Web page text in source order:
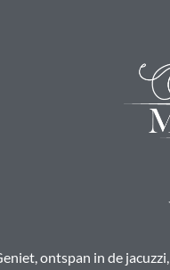
ontspan in de